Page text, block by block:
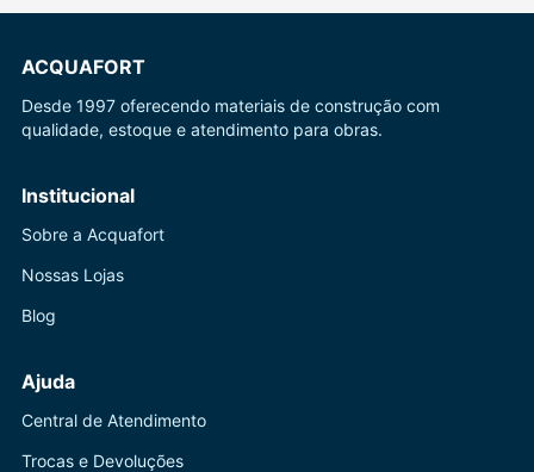
ACQUAFORT
Desde 1997 oferecendo materiais de construção com
qualidade, estoque e atendimento para obras.
Institucional
Sobre a Acquafort
Nossas Lojas
Blog
Ajuda
Central de Atendimento
Trocas e Devoluções